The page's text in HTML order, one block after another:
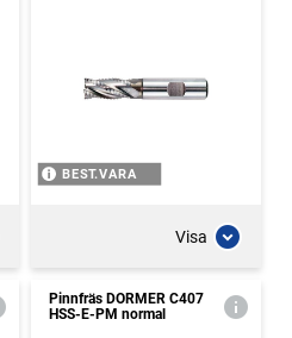
BEST.VARA
Visa
Pinnfräs DORMER C407
HSS-E-PM normal